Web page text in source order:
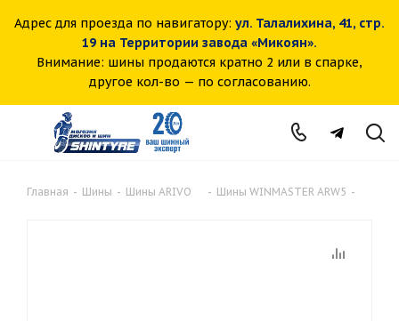
Адрес для проезда по навигатору: ул. Талалихина, 41, стр.
19 на Территории завода «Микоян».
Внимание: шины продаются кратно 2 или в спарке,
другое кол-во — по согласованию.
Главная - Шины - Шины ARIVO - Шины WINMASTER ARW5 -